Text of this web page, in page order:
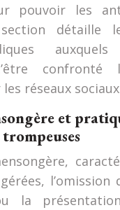
pouvoir les
détaille
réseaux
et
l’omission
la